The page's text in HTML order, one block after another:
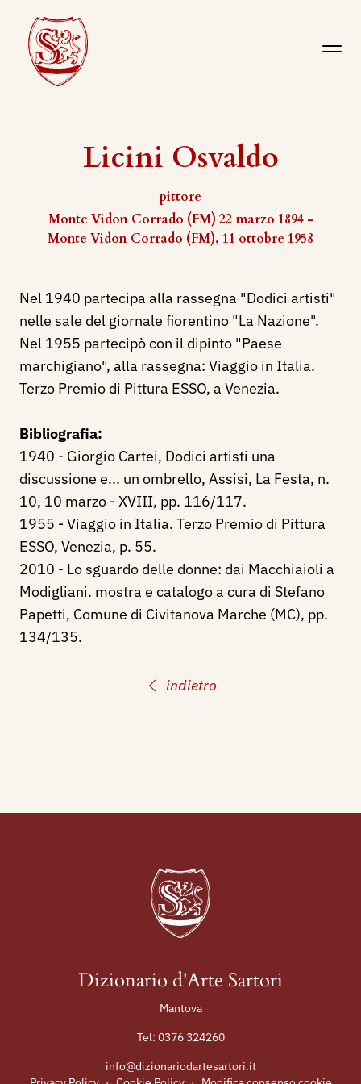
Licini Osvaldo
pittore
Monte Vidon Corrado (FM) 22 marzo 1894 -
Monte Vidon Corrado (FM), 11 ottobre 1958
indietro
Nel 1940 partecipa alla rassegna "Dodici artisti"
nelle sale del giornale fiorentino "La Nazione".
Nel 1955 partecipò con il dipinto "Paese
marchigiano", alla rassegna: Viaggio in Italia.
Terzo Premio di Pittura ESSO, a Venezia.
Bibliografia:
1940 - Giorgio Cartei, Dodici artisti una
discussione e... un ombrello, Assisi, La Festa, n.
10, 10 marzo - XVIII, pp. 116/117.
1955 - Viaggio in Italia. Terzo Premio di Pittura
ESSO, Venezia, p. 55.
2010 - Lo sguardo delle donne: dai Macchiaioli a
Modigliani. mostra e catalogo a cura di Stefano
Papetti, Comune di Civitanova Marche (MC), pp.
134/135.
Dizionario d'Arte Sartori
Mantova
Tel: 0376 324260
info@dizionariodartesartori.it